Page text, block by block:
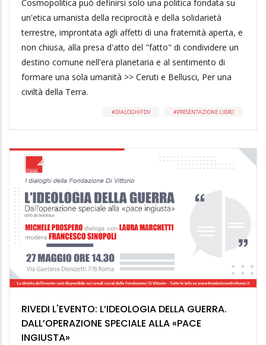
Cosmopolitica può definirsi solo una politica fondata su
un'etica umanista della reciprocità e della solidarietà
terrestre, improntata agli affetti di una fraternità aperta, e
non chiusa, alla presa d'atto del "fatto" di condividere un
destino comune nell'era planetaria e al sentimento di
formare una sola umanità >> Ceruti e Bellusci, Per una
civiltà della Terra.
DIALOGHIFDV PRESENTAZIONE LIBRO
RIVEDI L'EVENTO: L’IDEOLOGIA DELLA GUERRA.
DALL’OPERAZIONE SPECIALE ALLA «PACE
INGIUSTA»